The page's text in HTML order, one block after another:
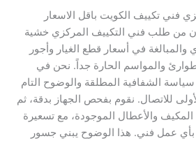
فني تكييف الكويت باقل الاسعار
من طلب فني التكييف المركزي خشية
والمبالغة في أسعار قطع الغيار وأجور
والمواسم الحارة جداً. نحن في
سياسة الشفافية المطلقة والوضوح التام
للاتصال. نقوم بفحص الجهاز بدقة، ثم
المكيف والأعطال الموجودة، مع تسعيرة
بأي عمل فني. هذا الوضوح يبني جسور